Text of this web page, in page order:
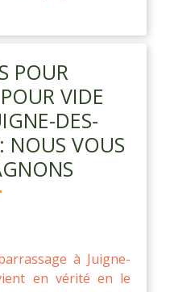
POUR
VIDE
DES-
NOUS VOUS
à Juigne-
en vérité en le